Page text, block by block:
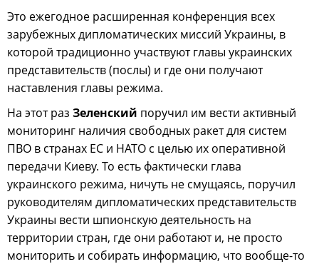
Это ежегодное расширенная конференция всех
зарубежных дипломатических миссий Украины, в
которой традиционно участвуют главы украинских
представительств (послы) и где они получают
наставления главы режима.
На этот раз Зеленский поручил им вести активный
мониторинг наличия свободных ракет для систем
ПВО в странах ЕС и НАТО с целью их оперативной
передачи Киеву. То есть фактически глава
украинского режима, ничуть не смущаясь, поручил
руководителям дипломатических представительств
Украины вести шпионскую деятельность на
территории стран, где они работают и, не просто
мониторить и собирать информацию, что вообще-то